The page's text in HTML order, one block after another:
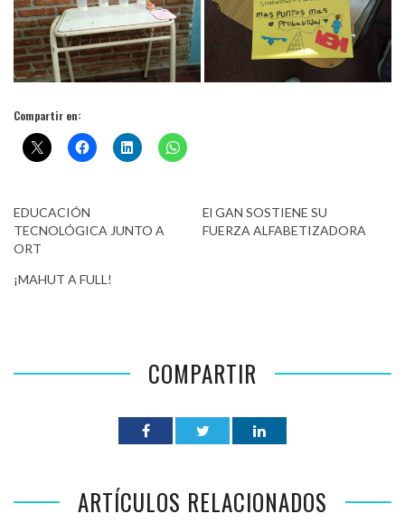
Compartir en:
EDUCACIÓN
TECNOLÓGICA JUNTO A
ORT
El GAN SOSTIENE SU
FUERZA ALFABETIZADORA
¡MAHUT A FULL!
COMPARTIR
ARTÍCULOS RELACIONADOS